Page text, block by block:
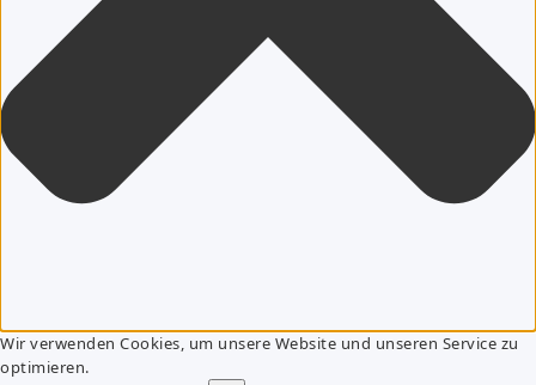
Wir verwenden Cookies, um unsere Website und unseren Service zu
optimieren.